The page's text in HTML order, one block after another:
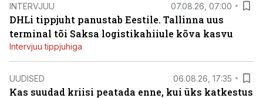
INTERVJUU 07.08.26, 07:00
DHLi tippjuht panustab Eestile. Tallinna uus
terminal tõi Saksa logistikahiiule kõva kasvu
Intervjuu tippjuhiga
UUDISED 06.08.26, 17:35
Kas suudad kriisi peatada enne, kui üks katkestus